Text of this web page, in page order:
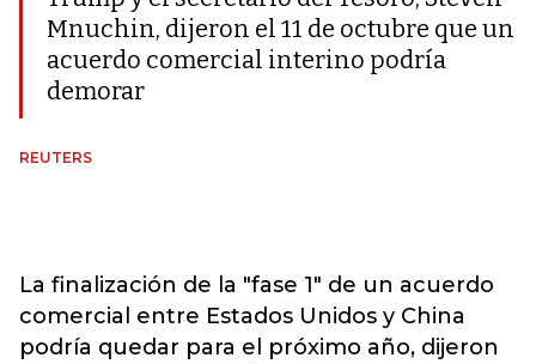
Mnuchin, dijeron el 11 de octubre que un
acuerdo comercial interino podría
demorar
REUTERS
La finalización de la "fase 1" de un acuerdo
comercial entre Estados Unidos y China
podría quedar para el próximo año, dijeron